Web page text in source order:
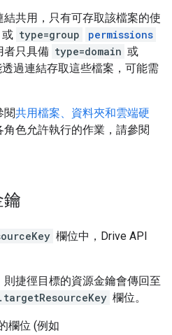
共用，只有可存取該檔案的使
或 type=group
permissions
者只具備 type=domain 或
過連結存取這些檔案，可能需
閱共用檔案、資料夾和雲端硬
色允許執行的作業，請參閱
欄位中，Drive API
則捷徑目標的資源金鑰會傳回至
欄位。
欄位 (例如